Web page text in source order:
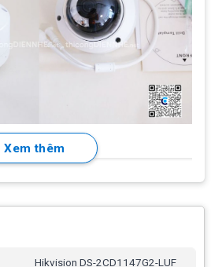
tế
Xem thêm
Hikvision DS-2CD1147G2-LUF